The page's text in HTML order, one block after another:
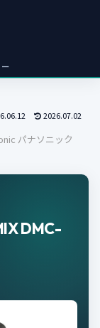
2026.07.02
パナソニック
DMC-